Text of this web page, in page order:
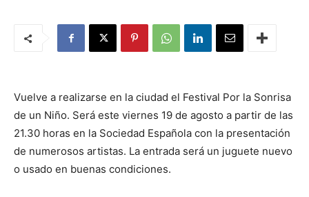
Vuelve a realizarse en la ciudad el Festival Por la Sonrisa
de un Niño. Será este viernes 19 de agosto a partir de las
21.30 horas en la Sociedad Española con la presentación
de numerosos artistas. La entrada será un juguete nuevo
o usado en buenas condiciones.